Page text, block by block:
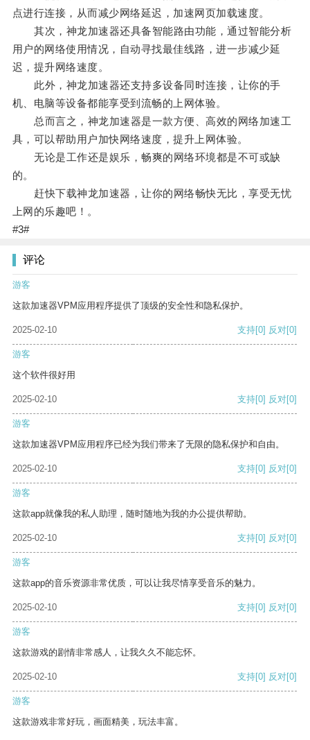
点进行连接，从而减少网络延迟，加速网页加载速度。
其次，神龙加速器还具备智能路由功能，通过智能分析
用户的网络使用情况，自动寻找最佳线路，进一步减少延
迟，提升网络速度。
此外，神龙加速器还支持多设备同时连接，让你的手
机、电脑等设备都能享受到流畅的上网体验。
总而言之，神龙加速器是一款方便、高效的网络加速工
具，可以帮助用户加快网络速度，提升上网体验。
无论是工作还是娱乐，畅爽的网络环境都是不可或缺
的。
赶快下载神龙加速器，让你的网络畅快无比，享受无忧
上网的乐趣吧！。
#3#
评论
游客
这款加速器VPM应用程序提供了顶级的安全性和隐私保护。
2025-02-10 支持[0] 反对[0]
游客
这个软件很好用
2025-02-10 支持[0] 反对[0]
游客
这款加速器VPM应用程序已经为我们带来了无限的隐私保护和自由。
2025-02-10 支持[0] 反对[0]
游客
这款app就像我的私人助理，随时随地为我的办公提供帮助。
2025-02-10 支持[0] 反对[0]
游客
这款app的音乐资源非常优质，可以让我尽情享受音乐的魅力。
2025-02-10 支持[0] 反对[0]
游客
这款游戏的剧情非常感人，让我久久不能忘怀。
2025-02-10 支持[0] 反对[0]
游客
这款游戏非常好玩，画面精美，玩法丰富。